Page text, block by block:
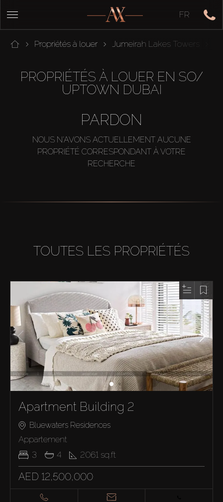
FR
Propriétés à louer Jumeirah Lakes Towers
PROPRIÉTÉS À LOUER EN SO/
UPTOWN DUBAI
PARDON
NOUS N'AVONS ACTUELLEMENT AUCUNE
PROPRIÉTÉ CORRESPONDANT À VOTRE
RECHERCHE
TOUTES LES PROPRIÉTÉS
Apartment Building 2
Bluewaters Residences
Appartement
3
4 2061 sq.ft
AED 12,500,000